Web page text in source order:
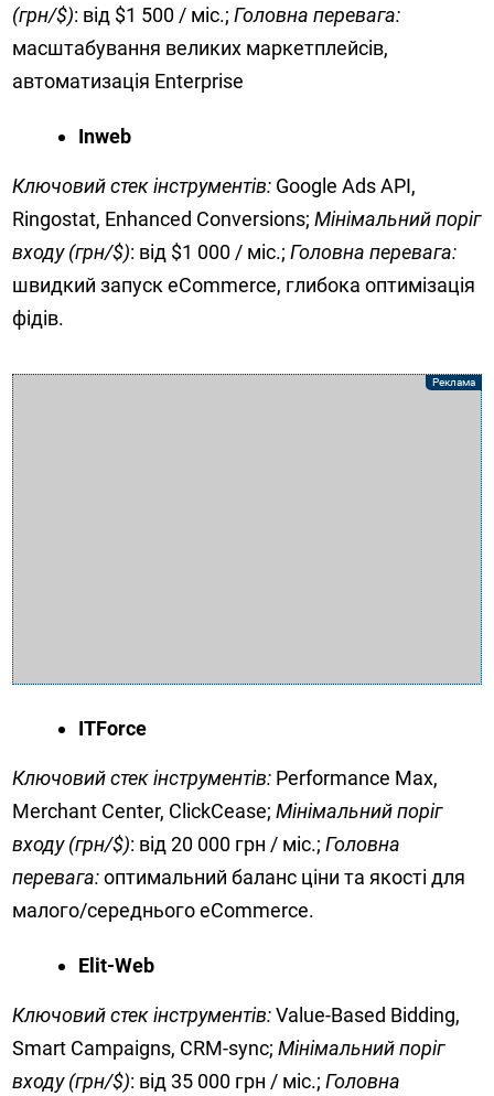
(грн/$): від $1 500 / міс.;Головна перевага:
масштабування великих маркетплейсів,
автоматизація Enterprise
Inweb
Ключовий стек інструментів: Google Ads API,
Ringostat, Enhanced Conversions;Мінімальний поріг
входу (грн/$): від $1 000 / міс.;Головна перевага:
швидкий запуск eCommerce, глибока оптимізація
фідів.
ITForce
Ключовий стек інструментів: Performance Max,
Merchant Center, ClickCease;Мінімальний поріг
входу (грн/$): від 20 000 грн / міс.;Головна
перевага:оптимальний баланс ціни та якості для
малого/середнього eCommerce.
Elit-Web
Ключовий стек інструментів:Value-Based Bidding,
Smart Campaigns, CRM-sync;Мінімальний поріг
входу (грн/$): від 35 000 грн / міс.;Головна